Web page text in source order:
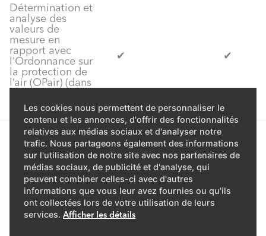
Les cookies nous permettent de personnaliser le
contenu et les annonces, d'offrir des fonctionnalités
relatives aux médias sociaux et d'analyser notre
trafic. Nous partageons également des informations
sur l'utilisation de notre site avec nos partenaires de
médias sociaux, de publicité et d'analyse, qui
peuvent combiner celles-ci avec d'autres
informations que vous leur avez fournies ou qu'ils
ont collectées lors de votre utilisation de leurs
services. Afficher les détails
Détermination et
analyse des
valeurs de
mesure en
rapport avec
l’Ordonnance sur
la protection de
l’air (OPair) (dans
libéralisée)
✔ ✔
Avenant contrat pour
chaudière